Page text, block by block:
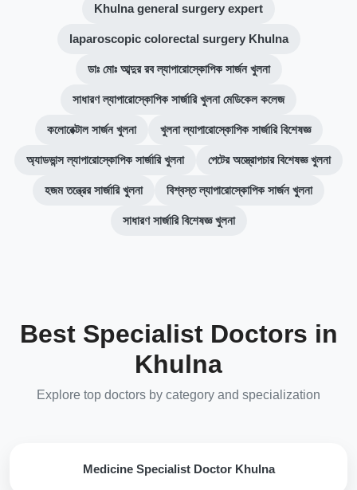
Khulna general surgery expert
laparoscopic colorectal surgery Khulna
ডাঃ মোঃ আব্দুর রব ল্যাপারোস্কোপিক সার্জন খুলনা
সাধারণ ল্যাপারোস্কোপিক সার্জারি খুলনা মেডিকেল কলেজ
কলোরেক্টাল সার্জন খুলনা খুলনা ল্যাপারোস্কোপিক সার্জারি বিশেষজ্ঞ
অ্যাডভান্স ল্যাপারোস্কোপিক সার্জারি খুলনা পেটের অস্ত্রোপচার বিশেষজ্ঞ খুলনা
হজম তন্ত্রের সার্জারি খুলনা বিশ্বস্ত ল্যাপারোস্কোপিক সার্জন খুলনা
সাধারণ সার্জারি বিশেষজ্ঞ খুলনা
Best Specialist Doctors in
Khulna
Explore top doctors by category and specialization
Medicine Specialist Doctor Khulna